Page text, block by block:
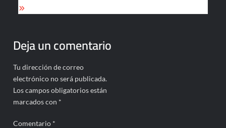
Deja un comentario
Tu dirección de correo
electrónico no será publicada.
Los campos obligatorios están
marcados con *
Comentario *